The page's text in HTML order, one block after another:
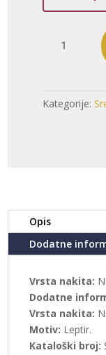
narukvica
količina
Kategorije:
Opis
Dodatne
Vrsta nakita:
Dodatne
Vrsta nakita:
Motiv: Leptir.
Kataloški broj: